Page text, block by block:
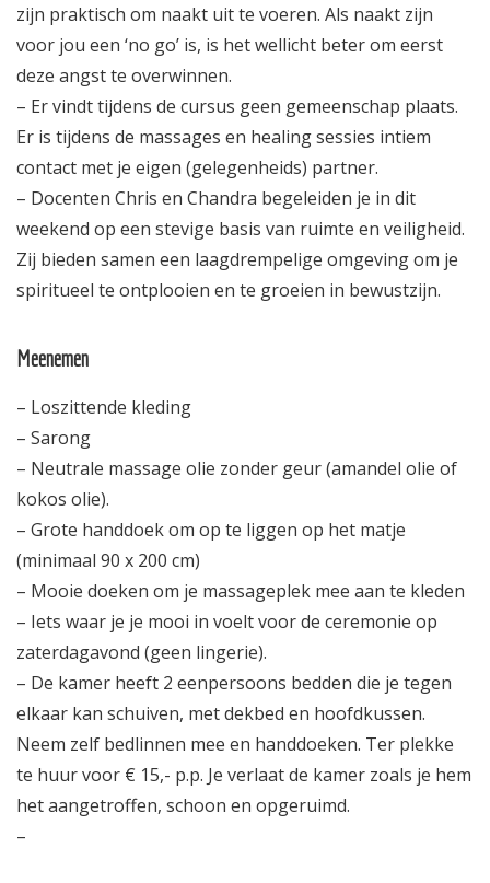
zijn praktisch om naakt uit te voeren. Als naakt zijn
voor jou een ‘no go’ is, is het wellicht beter om eerst
deze angst te overwinnen.
– Er vindt tijdens de cursus geen gemeenschap plaats.
Er is tijdens de massages en healing sessies intiem
contact met je eigen (gelegenheids) partner.
– Docenten Chris en Chandra begeleiden je in dit
weekend op een stevige basis van ruimte en veiligheid.
Zij bieden samen een laagdrempelige omgeving om je
spiritueel te ontplooien en te groeien in bewustzijn.
Meenemen
– Loszittende kleding
– Sarong
– Neutrale massage olie zonder geur (amandel olie of
kokos olie).
– Grote handdoek om op te liggen op het matje
(minimaal 90 x 200 cm)
– Mooie doeken om je massageplek mee aan te kleden
– Iets waar je je mooi in voelt voor de ceremonie op
zaterdagavond (geen lingerie).
– De kamer heeft 2 eenpersoons bedden die je tegen
elkaar kan schuiven, met dekbed en hoofdkussen.
Neem zelf bedlinnen mee en handdoeken. Ter plekke
te huur voor € 15,- p.p. Je verlaat de kamer zoals je hem
het aangetroffen, schoon en opgeruimd.
–